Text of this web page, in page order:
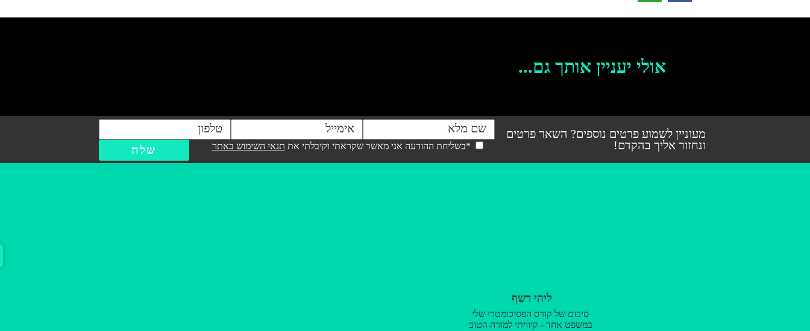
אולי יעניין אותך גם...
מעוניין לשמוע פרטים נוספים? השאר פרטים
ונחזור אליך בהקדם!
*בשליחת ההודעה אני מאשר שקראתי וקיבלתי את תנאי השימוש באתר
ליהי רשף
סיכום של קורס הפסיכומטרי שלי
במשפט אחד - קיוויתי למורה הטוב